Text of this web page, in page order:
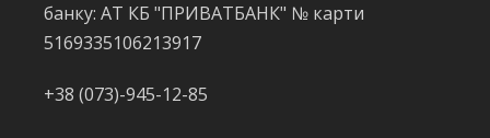
банку: АТ КБ "ПРИВАТБАНК" № карти
5169335106213917
+38 (073)-945-12-85